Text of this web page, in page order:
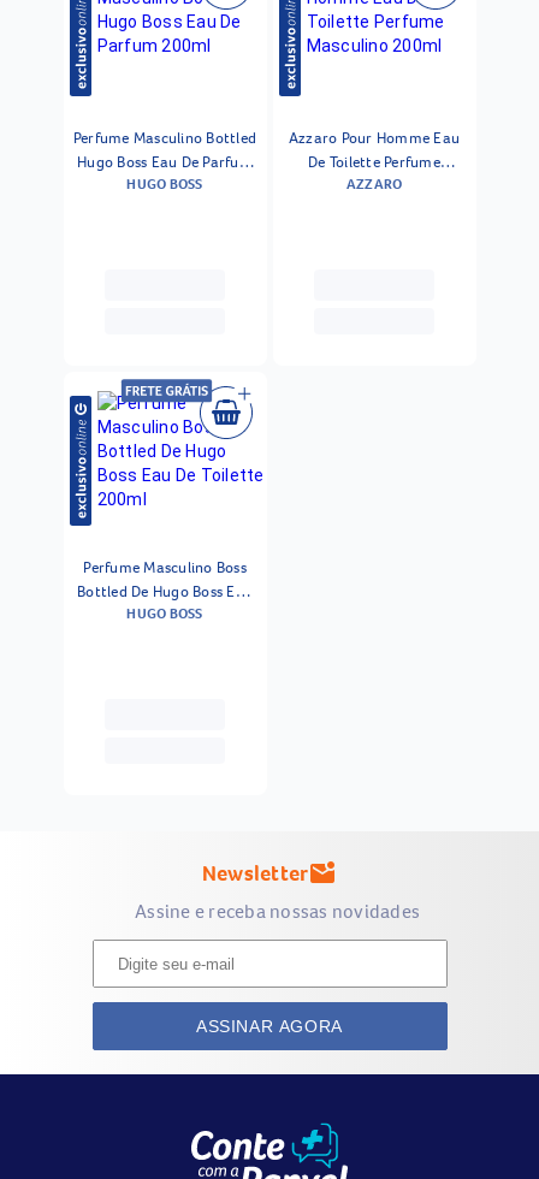
Perfume Masculino Bottled
Hugo Boss Eau De Parfum
200ml
HUGO BOSS
Azzaro Pour Homme Eau
De Toilette Perfume
Masculino 200ml
AZZARO
Perfume Masculino Boss
Bottled De Hugo Boss Eau
De Toilette 200ml
HUGO BOSS
Newslettermark_email_unread
Assine e receba nossas novidades
ASSINAR AGORA